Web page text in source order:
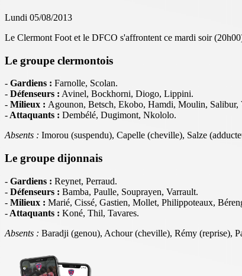
Lundi 05/08/2013
Le Clermont Foot et le DFCO s'affrontent ce mardi soir
Le groupe clermontois
- Gardiens : Farnolle, Scolan.
- Défenseurs : Avinel, Bockhorni, Diogo, Lippini.
- Milieux : Agounon, Betsch, Ekobo, Hamdi, Moulin, Salibur,
- Attaquants : Dembélé, Dugimont, Nkololo.
Absents : Imorou (suspendu), Capelle (cheville), Salze
Le groupe dijonnais
- Gardiens : Reynet, Perraud.
- Défenseurs : Bamba, Paulle, Souprayen, Varrault.
- Milieux : Marié, Cissé, Gastien, Mollet, Philippoteaux,
- Attaquants : Koné, Thil, Tavares.
Absents : Baradji (genou), Achour (cheville), Rémy (reprise),